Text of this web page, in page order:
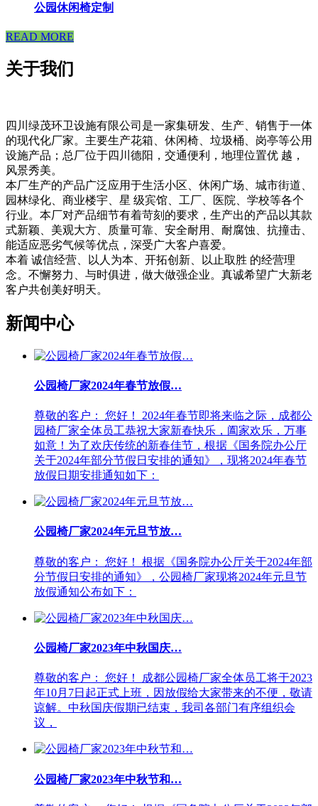
公园休闲椅定制
READ MORE
关于我们
四川绿茂环卫设施有限公司是一家集研发、生产、销售于一体
的现代化厂家。主要生产花箱、休闲椅、垃圾桶、岗亭等公用
设施产品；总厂位于四川德阳，交通便利，地理位置优 越，
风景秀美。
本厂生产的产品广泛应用于生活小区、休闲广场、城市街道、
园林绿化、商业楼宇、星 级宾馆、工厂、医院、学校等各个
行业。本厂对产品细节有着苛刻的要求，生产出的产品以其款
式新颖、美观大方、质量可靠、安全耐用、耐腐蚀、抗撞击、
能适应恶劣气候等优点，深受广大客户喜爱。
本着 诚信经营、以人为本、开拓创新、以止取胜 的经营理
念。不懈努力、与时俱进，做大做强企业。真诚希望广大新老
客户共创美好明天。
新闻中心
公园椅厂家2024年春节放假…
尊敬的客户： 您好！ 2024年春节即将来临之际，成都公
园椅厂家全体员工恭祝大家新春快乐，阖家欢乐，万事
如意！为了欢庆传统的新春佳节，根据《国务院办公厅
关于2024年部分节假日安排的通知》，现将2024年春节
放假日期安排通知如下：
公园椅厂家2024年元旦节放…
尊敬的客户： 您好！ 根据《国务院办公厅关于2024年部
分节假日安排的通知》，公园椅厂家现将2024年元旦节
放假通知公布如下：
公园椅厂家2023年中秋国庆…
尊敬的客户： 您好！ 成都公园椅厂家全体员工将于2023
年10月7日起正式上班，因放假给大家带来的不便，敬请
谅解。中秋国庆假期已结束，我司各部门有序组织会
议，
公园椅厂家2023年中秋节和…